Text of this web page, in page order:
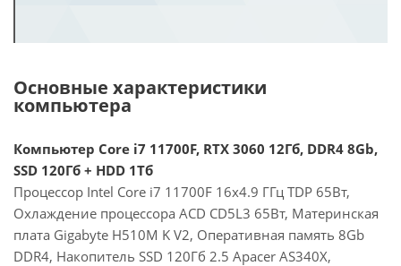
Основные характеристики
компьютера
Компьютер Core i7 11700F, RTX 3060 12Гб, DDR4 8Gb,
SSD 120Гб + HDD 1Тб
Процессор Intel Core i7 11700F 16x4.9 ГГц TDP 65Вт,
Охлаждение процессора ACD CD5L3 65Вт, Материнская
плата Gigabyte H510M K V2, Оперативная память 8Gb
DDR4, Накопитель SSD 120Гб 2.5 Apacer AS340X,